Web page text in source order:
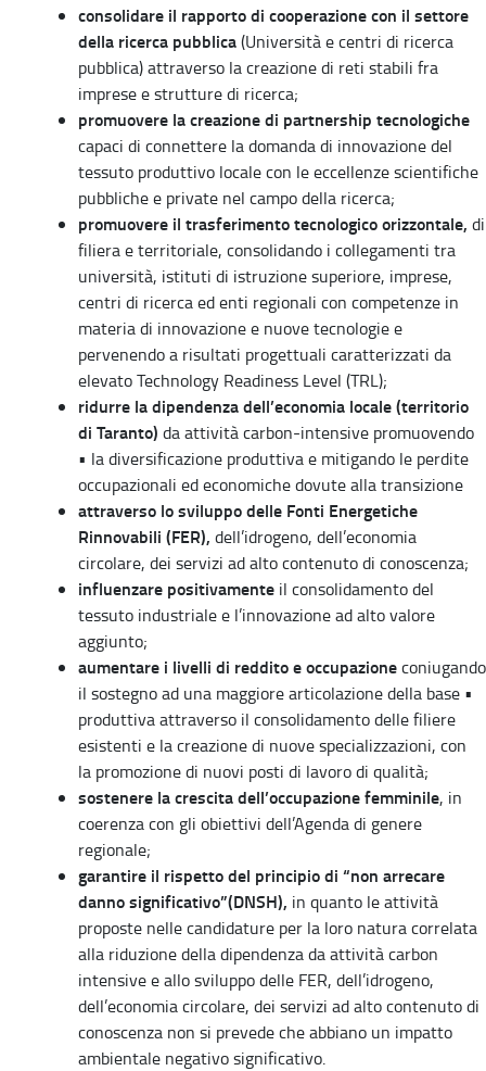
consolidare il rapporto di cooperazione con il settore
della ricerca pubblica(Università e centri di ricerca
pubblica) attraverso la creazione di reti stabili fra
imprese e strutture di ricerca;
promuovere la creazione di partnership tecnologiche
capaci di connettere la domanda di innovazione del
tessuto produttivo locale con le eccellenze scientifiche
pubbliche e private nel campo della ricerca;
promuovere il trasferimento tecnologico orizzontale, di
filiera e territoriale, consolidando i collegamenti tra
università, istituti di istruzione superiore, imprese,
centri di ricerca ed enti regionali con competenze in
materia di innovazione e nuove tecnologie e
pervenendo a risultati progettuali caratterizzati da
elevato Technology Readiness Level (TRL);
ridurre la dipendenza dell’economia locale (territorio
di Taranto) da attività carbon-intensive promuovendo
• la diversificazione produttiva e mitigando le perdite
occupazionali ed economiche dovute alla transizione
attraverso lo sviluppo delle Fonti Energetiche
Rinnovabili (FER), dell’idrogeno, dell’economia
circolare, dei servizi ad alto contenuto di conoscenza;
influenzare positivamente il consolidamento del
tessuto industriale e l’innovazione ad alto valore
aggiunto;
aumentare i livelli di reddito e occupazioneconiugando
il sostegno ad una maggiore articolazione della base •
produttiva attraverso il consolidamento delle filiere
esistenti e la creazione di nuove specializzazioni, con
la promozione di nuovi posti di lavoro di qualità;
sostenere la crescita dell’occupazione femminile, in
coerenza con gli obiettivi dell’Agenda di genere
regionale;
garantire il rispetto del principio di “non arrecare
danno significativo”(DNSH), in quanto le attività
proposte nelle candidature per la loro natura correlata
alla riduzione della dipendenza da attività carbon
intensive e allo sviluppo delle FER, dell’idrogeno,
dell’economia circolare, dei servizi ad alto contenuto di
conoscenza non si prevede che abbiano un impatto
ambientale negativo significativo.